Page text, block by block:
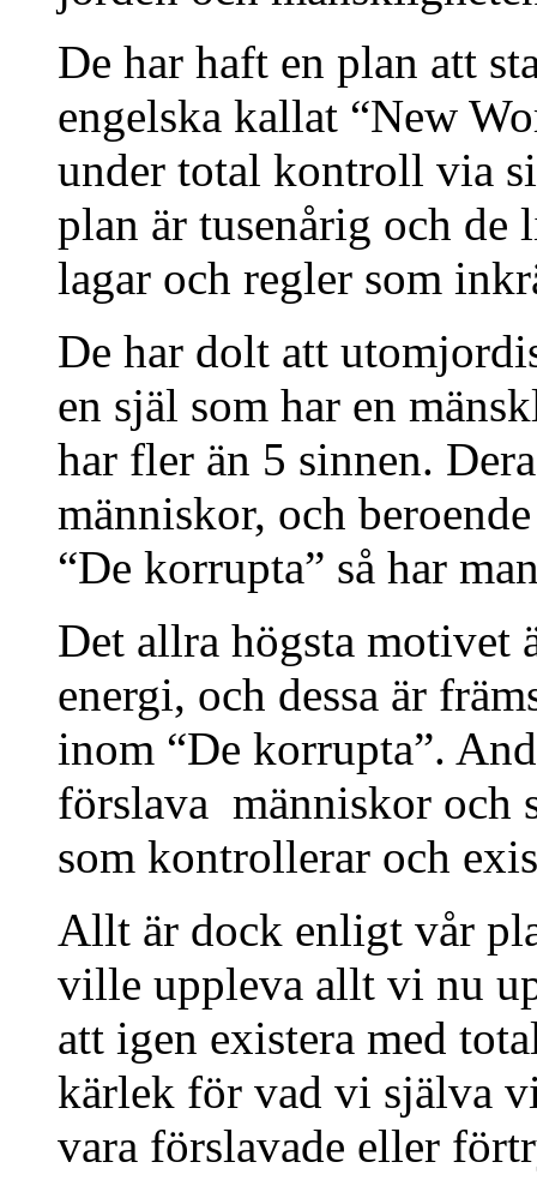
De har haft en plan att
engelska kallat “New
under total kontroll via
plan är tusenårig och
lagar och regler som
De har dolt att
en själ som har en
har fler än 5 sinnen.
människor, och
“De korrupta” så har
Det allra högsta motivet
energi, och dessa är
inom “De korrupta”.
förslava människor och
som kontrollerar och
Allt är dock enligt vår
ville uppleva allt vi nu
att igen existera med
kärlek för vad vi själva
vara förslavade eller